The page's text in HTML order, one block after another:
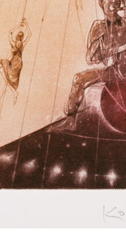
který
Jiřím
o motivaci
\"Šest
s Art
o